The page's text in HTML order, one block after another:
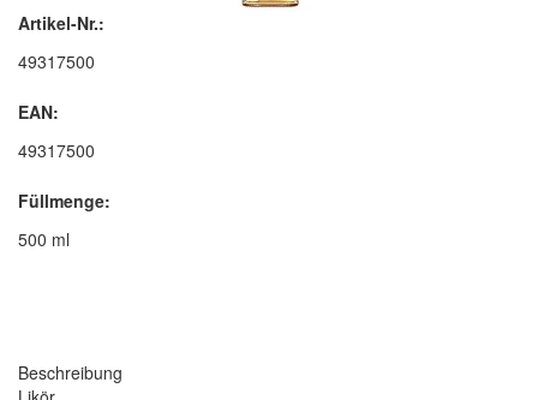
Artikel-Nr.:
49317500
EAN:
49317500
Füllmenge:
500 ml
Beschreibung